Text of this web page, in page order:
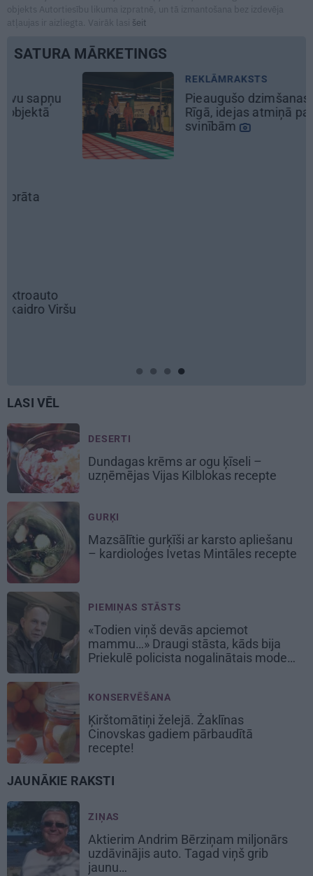
objekts Autortiesību likuma izpratnē, un tā izmantošana bez izdevēja
atļaujas ir aizliegta. Vairāk lasi šeit
SATURA MĀRKETINGS
REKLĀMRAKSTS
Pieaugušo dzimšanas diena
Rīgā, idejas atmiņā paliekošām
svinībām
LASI VĒL
DESERTI
Dundagas krēms ar ogu ķīseli –
uzņēmējas Vijas Kilblokas recepte
GURĶI
Mazsālītie gurķīši ar karsto apliešanu
– kardioloģes Ivetas Mintāles recepte
PIEMIŅAS STĀSTS
«Todien viņš devās apciemot
mammu…» Draugi stāsta, kāds bija
Priekulē policista nogalinātais modes
KONSERVĒŠANA
Ķirštomātiņi želejā. Žaklīnas
Cinovskas gadiem pārbaudītā
recepte!
JAUNĀKIE RAKSTI
ZIŅAS
Aktierim Andrim Bērziņam miljonārs
uzdāvinājis auto. Tagad viņš grib
jaunu…